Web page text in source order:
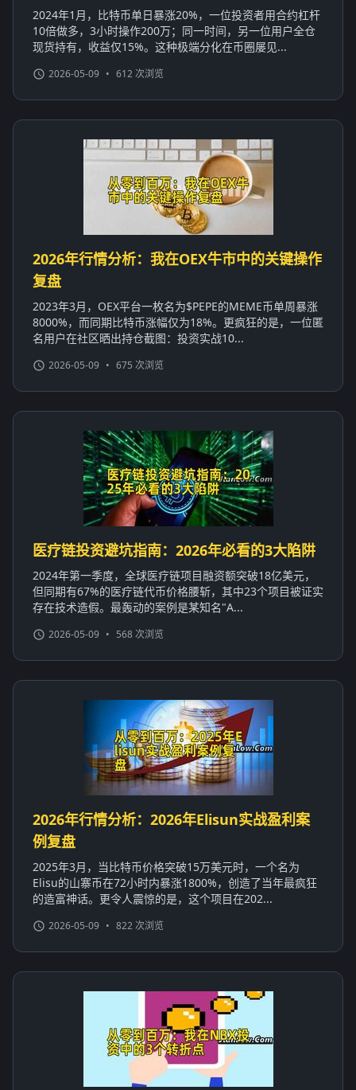
2024年1月，比特币单日暴涨20%，一位投资者用合约杠杆
10倍做多，3小时操作200万；同一时间，另一位用户全仓
现货持有，收益仅15%。这种极端分化在币圈屡见...
2026-05-09 • 612 次浏览
2026年行情分析：我在OEX牛市中的关键操作
复盘
2023年3月，OEX平台一枚名为$PEPE的MEME币单周暴涨
8000%，而同期比特币涨幅仅为18%。更疯狂的是，一位匿
名用户在社区晒出持仓截图：投资实战10...
2026-05-09 • 675 次浏览
医疗链投资避坑指南：2026年必看的3大陷阱
2024年第一季度，全球医疗链项目融资额突破18亿美元，
但同期有67%的医疗链代币价格腰斩，其中23个项目被证实
存在技术造假。最轰动的案例是某知名"A...
2026-05-09 • 568 次浏览
2026年行情分析：2026年Elisun实战盈利案
例复盘
2025年3月，当比特币价格突破15万美元时，一个名为
Elisu的山寨币在72小时内暴涨1800%，创造了当年最疯狂
的造富神话。更令人震惊的是，这个项目在202...
2026-05-09 • 822 次浏览